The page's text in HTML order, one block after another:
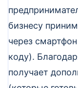
бизнесу
через
коду).
получает